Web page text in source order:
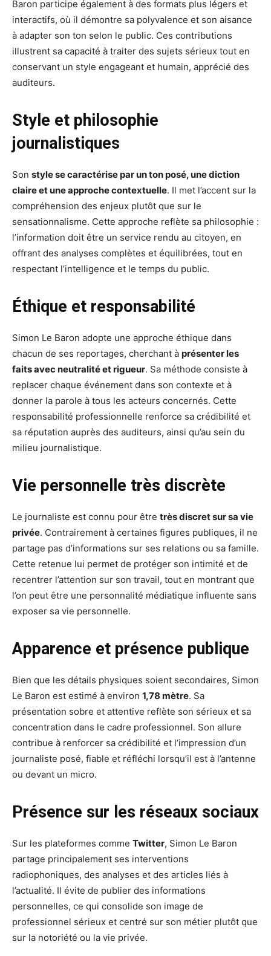
Baron participe également à des formats plus légers et
interactifs, où il démontre sa polyvalence et son aisance
à adapter son ton selon le public. Ces contributions
illustrent sa capacité à traiter des sujets sérieux tout en
conservant un style engageant et humain, apprécié des
auditeurs.
Style et philosophie
journalistiques
Son style se caractérise par un ton posé, une diction
claire et une approche contextuelle. Il met l’accent sur la
compréhension des enjeux plutôt que sur le
sensationnalisme. Cette approche reflète sa philosophie :
l’information doit être un service rendu au citoyen, en
offrant des analyses complètes et équilibrées, tout en
respectant l’intelligence et le temps du public.
Éthique et responsabilité
Simon Le Baron adopte une approche éthique dans
chacun de ses reportages, cherchant à présenter les
faits avec neutralité et rigueur. Sa méthode consiste à
replacer chaque événement dans son contexte et à
donner la parole à tous les acteurs concernés. Cette
responsabilité professionnelle renforce sa crédibilité et
sa réputation auprès des auditeurs, ainsi qu’au sein du
milieu journalistique.
Vie personnelle très discrète
Le journaliste est connu pour être très discret sur sa vie
privée. Contrairement à certaines figures publiques, il ne
partage pas d’informations sur ses relations ou sa famille.
Cette retenue lui permet de protéger son intimité et de
recentrer l’attention sur son travail, tout en montrant que
l’on peut être une personnalité médiatique influente sans
exposer sa vie personnelle.
Apparence et présence publique
Bien que les détails physiques soient secondaires, Simon
Le Baron est estimé à environ 1,78 mètre. Sa
présentation sobre et attentive reflète son sérieux et sa
concentration dans le cadre professionnel. Son allure
contribue à renforcer sa crédibilité et l’impression d’un
journaliste posé, fiable et réfléchi lorsqu’il est à l’antenne
ou devant un micro.
Présence sur les réseaux sociaux
Sur les plateformes comme Twitter, Simon Le Baron
partage principalement ses interventions
radiophoniques, des analyses et des articles liés à
l’actualité. Il évite de publier des informations
personnelles, ce qui consolide son image de
professionnel sérieux et centré sur son métier plutôt que
sur la notoriété ou la vie privée.